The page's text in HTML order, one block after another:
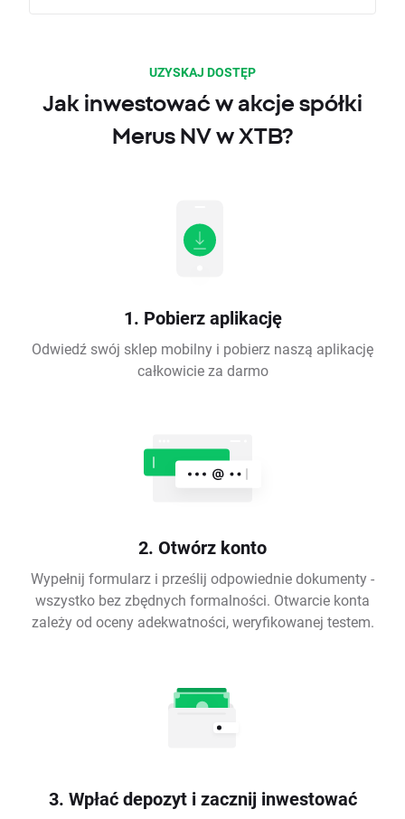
UZYSKAJ DOSTĘP
Jak inwestować w akcje spółki
Merus NV w XTB?
1. Pobierz aplikację
Odwiedź swój sklep mobilny i pobierz naszą aplikację
całkowicie za darmo
2. Otwórz konto
Wypełnij formularz i prześlij odpowiednie dokumenty -
wszystko bez zbędnych formalności. Otwarcie konta
zależy od oceny adekwatności, weryfikowanej testem.
3. Wpłać depozyt i zacznij inwestować